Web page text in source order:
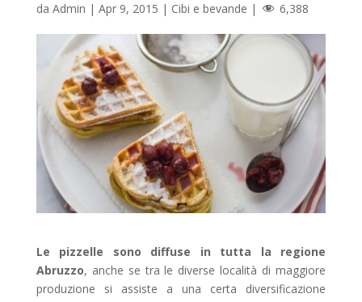
da Admin | Apr 9, 2015 | Cibi e bevande | 6,388
Le pizzelle sono diffuse in tutta la regione
Abruzzo, anche se tra le diverse località di maggiore
produzione si assiste a una certa diversificazione